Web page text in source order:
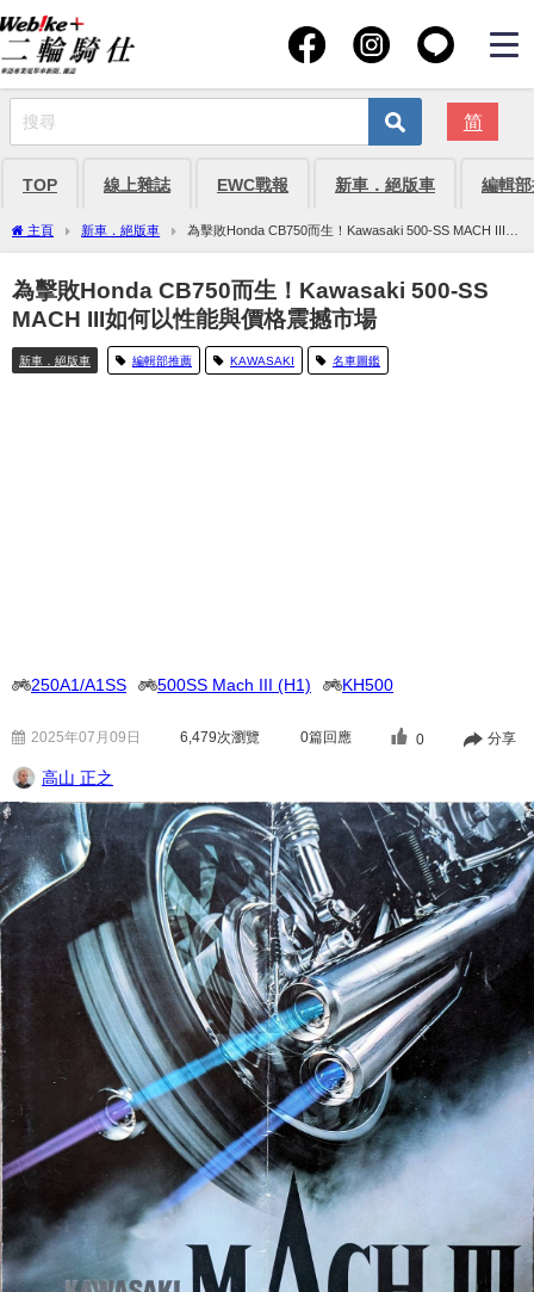
简
TOP 線上雜誌 EWC戰報 新車．絕版車 編輯
主頁 新車．絕版車
為擊敗Honda CB750而生！Kawasaki 500-SS MACH III如
何以性能與價格震撼市場
為擊敗Honda CB750而生！Kawasaki 500-SS
MACH III如何以性能與價格震撼市場
新車．絕版車 編輯部推薦 KAWASAKI 名車圖鑑
250A1/A1SS 500SS Mach III (H1) KH500
2025年07月09日 6,479次瀏覽 0篇回應 0 分享
高山 正之